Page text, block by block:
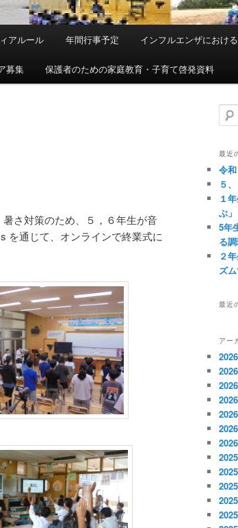
アルール 年間行事予定 インフルエンザにおけ
募集 保護者のための家庭教育・子育て啓発資料
さ対策のため、５，６年生が音
を通じて、オンラインで終業式に
検
索
最近
令
５
１
ぶ」
5年
る
２
ズ
最近
アー